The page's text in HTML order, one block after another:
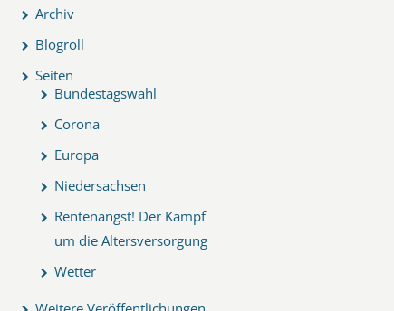
Archiv
Blogroll
Seiten
Bundestagswahl
Corona
Europa
Niedersachsen
Rentenangst! Der Kampf
um die Altersversorgung
Wetter